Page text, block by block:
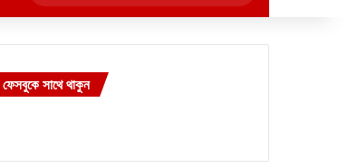
খুঁজুন
ফেসবুকে সাথে থাকুন